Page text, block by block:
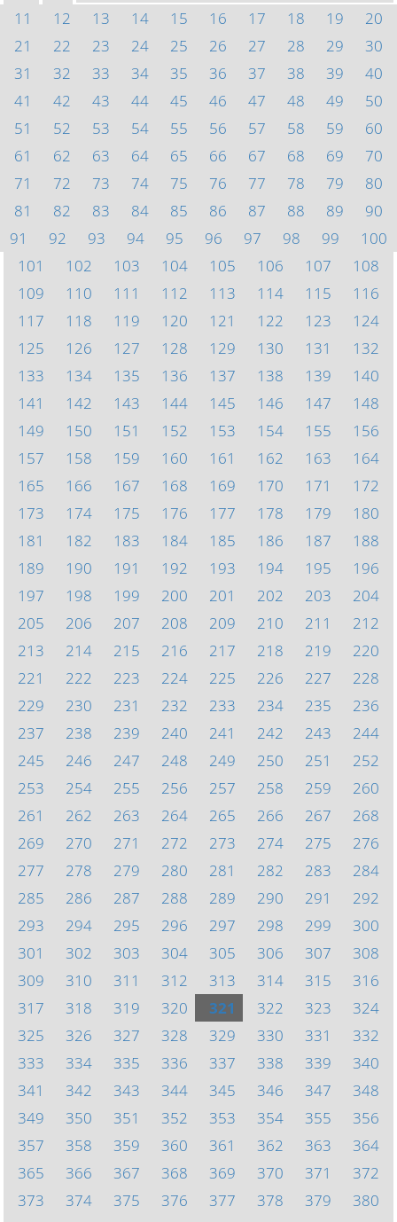
11
12 13 14 15 16 17 18 19
20
21
22 23 24 25 26 27 28 29
30
31
32 33 34 35 36 37 38 39
40
41
42 43 44 45 46 47 48 49
50
51
52 53 54 55 56 57 58 59
60
61
62 63 64 65 66 67 68 69
70
71
72 73 74 75 76 77 78 79
80
81
82 83 84 85 86 87 88 89
90
91
92 93 94 95 96 97 98 99
100
101
102 103 104 105 106 107
108
109
110 111 112 113 114 115
116
117
118 119 120 121 122 123
124
125
126 127 128 129 130 131
132
133
134 135 136 137 138 139
140
141
142 143 144 145 146 147
148
149
150 151 152 153 154 155
156
157
158 159 160 161 162 163
164
165
166 167 168 169 170 171
172
173
174 175 176 177 178 179
180
181
182 183 184 185 186 187
188
189
190 191 192 193 194 195
196
197
198 199 200 201 202 203
204
205
206 207 208 209 210 211
212
213
214 215 216 217 218 219
220
221
222 223 224 225 226 227
228
229
230 231 232 233 234 235
236
237
238 239 240 241 242 243
244
245
246 247 248 249 250 251
252
253
254 255 256 257 258 259
260
261
262 263 264 265 266 267
268
269
270 271 272 273 274 275
276
277
278 279 280 281 282 283
284
285
286 287 288 289 290 291
292
293
294 295 296 297 298 299
300
301
302 303 304 305 306 307
308
309
310 311 312 313 314 315
316
317
318 319 320 321 322 323
324
325
326 327 328 329 330 331
332
333
334 335 336 337 338 339
340
341
342 343 344 345 346 347
348
349
350 351 352 353 354 355
356
357
358 359 360 361 362 363
364
365
366 367 368 369 370 371
372
373
374 375 376 377 378 379
380